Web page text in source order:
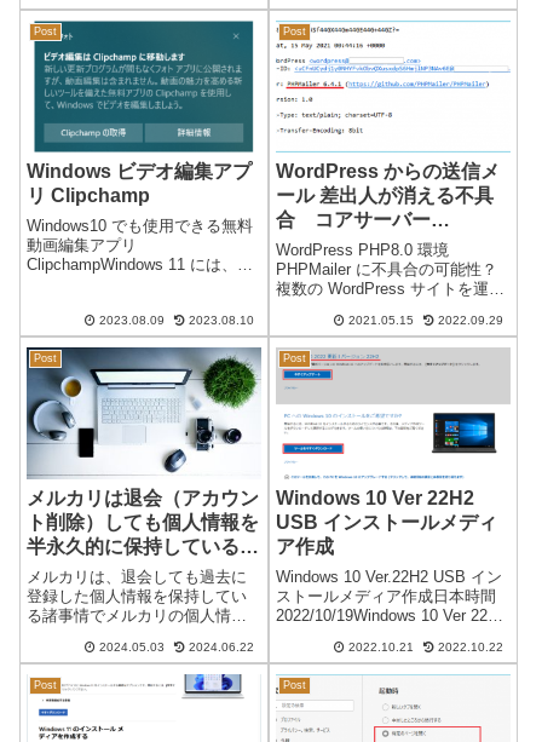
良の可能性があり分解して修理
を試みましたが、残念ながら治
りませんでした。かなり頑張っ
て治ることを願っ...
した文字が消えていくので、段
落ごとに入力のやり直しにな...
Post
Windows ビデオ編集アプ
リ Clipchamp
Windows10 でも使用できる無料
動画編集アプリ
ClipchampWindows 11 には、以
す。2022年10月頃から
Windows11 の場合は、無料で使
用でき...
2023.08.09 2023.08.10
Post
WordPress からの送信メ
ール 差出人が消える不具
合 コアサーバー
（CORESERVER）V1
PHP8.0・PHP8.1
WordPress PHP8.0 環境
PHPMailer に不具合の可能性？
複数の WordPress サイトを運営
WordPress からの送信メール
が、差出人がない状態（空欄
「－」）になります。通常の差
出人は...
2021.05.15 2022.09.29
Post
メルカリは退会（アカウン
ト削除）しても個人情報を
半永久的に保持している
登録には注意が必要
メルカリは、退会しても過去に
登録した個人情報を保持してい
る諸事情でメルカリの個人情報
したが、約1年後に新たに登録し
ようとすると過去の個人情報が
残っていたために不具合が発生
しました。メルカリに問い合わ
せると、「メル...
2024.05.03 2024.06.22
Post
Windows 10 Ver 22H2
USB インストールメディ
ア作成
Windows 10 Ver.22H2 USB イン
ストールメディア作成日本時間
2022/10/19Windows 10 Ver 22H2
した。通常のアップデートであ
ればそのまま「今すぐアップデ
ート」をクリッ...
2022.10.21 2022.10.22
Post Post